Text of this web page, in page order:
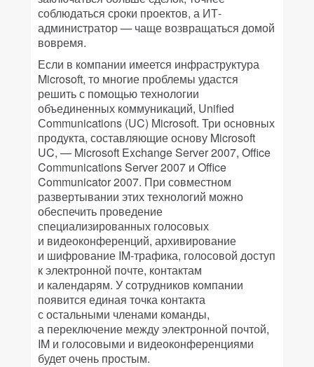
соблюдаться сроки проектов, а ИТ-
администратор — чаще возвращаться домой
вовремя.
Если в компании имеется инфраструктура
Microsoft, то многие проблемы удастся
решить с помощью технологии
объединенных коммуникаций, Unified
Сommunications (UC) Microsoft. Три основных
продукта, составляющие основу Microsoft
UC, — Microsoft Exchange Server 2007, Office
Communications Server 2007 и Office
Communicator 2007. При совместном
развертывании этих технологий можно
обеспечить проведение
специализированных голосовых
и видеоконференций, архивирование
и шифрование IM-трафика, голосовой доступ
к электронной почте, контактам
и календарям. У сотрудников компании
появится единая точка контакта
с остальными членами команды,
а переключение между электронной почтой,
IM и голосовыми и видеоконференциями
будет очень простым.